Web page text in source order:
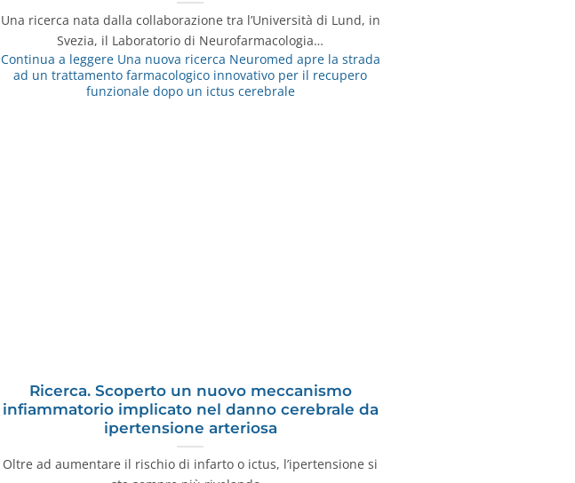
Una ricerca nata dalla collaborazione tra l’Università di Lund, in
Svezia, il Laboratorio di Neurofarmacologia…
Continua a leggereUna nuova ricerca Neuromed apre la strada
ad un trattamento farmacologico innovativo per il recupero
funzionale dopo un ictus cerebrale
Ricerca. Scoperto un nuovo meccanismo
infiammatorio implicato nel danno cerebrale da
ipertensione arteriosa
Oltre ad aumentare il rischio di infarto o ictus, l’ipertensione si